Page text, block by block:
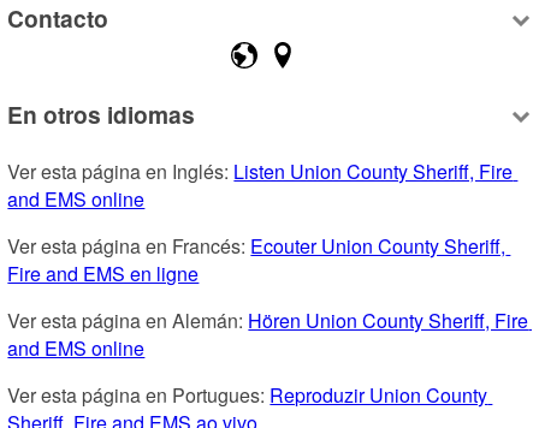
Contacto
En otros idiomas
Ver esta página en Inglés: Listen Union County Sheriff, Fire
and EMS online
Ver esta página en Francés: Ecouter Union County Sheriff,
Fire and EMS en ligne
Ver esta página en Alemán: Hören Union County Sheriff, Fire
and EMS online
Ver esta página en Portugues: Reproduzir Union County
Sheriff, Fire and EMS ao vivo